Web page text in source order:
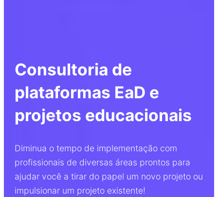
Consultoria de
plataformas EaD e
projetos educacionais
Diminua o tempo de implementação com
profissionais de diversas áreas prontos para
ajudar você a tirar do papel um novo projeto ou
impulsionar um projeto existente!